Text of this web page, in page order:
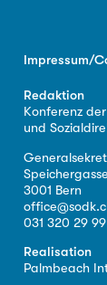
Impressum/
Redaktion
Konferenz
und
3001 Bern
031 320 29 99
Realisation
Palmbeach